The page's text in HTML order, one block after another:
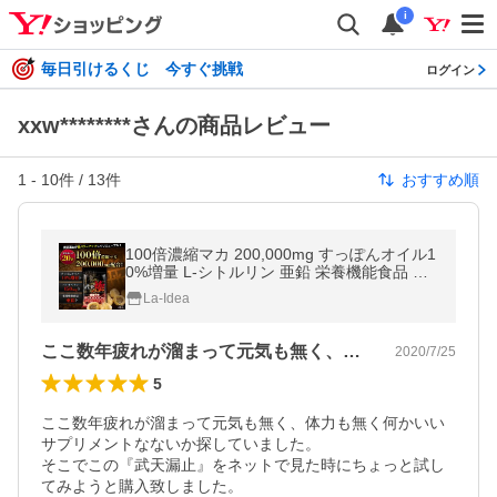
i
毎日引けるくじ 今すぐ挑戦 ログイン
xxw********さんの商品レビュー
1 - 10件 / 13件 おすすめ順
100倍濃縮マカ 200,000mg すっぽんオイル1
0%増量 L-シトルリン 亜鉛 栄養機能食品 バ
イオペリン 武天 極 30粒 約30日分 GMP製造
La-Idea
ここ数年疲れが溜まって元気も無く、体力… 2020/7/25
5
ここ数年疲れが溜まって元気も無く、体力も無く何かいい
サプリメントなないか探していました。
そこでこの『武天漏止』をネットで見た時にちょっと試し
てみようと購入致しました。